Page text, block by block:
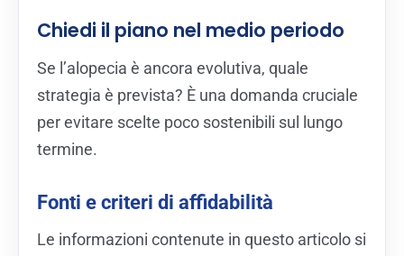
Chiedi il piano nel medio periodo
Se l’alopecia è ancora evolutiva, quale
strategia è prevista? È una domanda cruciale
per evitare scelte poco sostenibili sul lungo
termine.
Fonti e criteri di affidabilità
Le informazioni contenute in questo articolo si